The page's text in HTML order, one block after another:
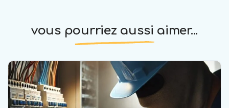
vous pourriez aussi aimer...